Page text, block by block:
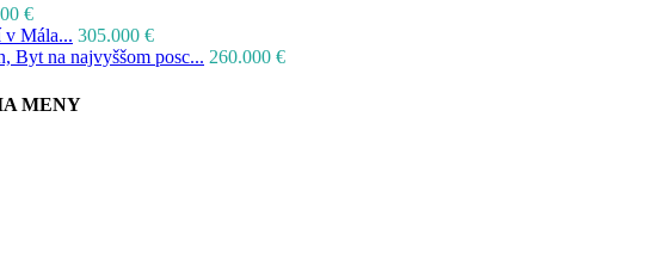
€
v Mála... 305.000 €
Byt na najvyššom posc... 260.000 €
MENY